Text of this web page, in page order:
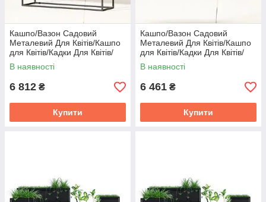
Кашпо/Вазон Садовий
Металевий Для Квітів/Кашпо
для Квітів/Кадки Для Квітів/
В наявності
6 812 ₴
Купити
Кашпо/Вазон Садовий
Металевий Для Квітів/Кашпо
для Квітів/Кадки Для Квітів/
В наявності
6 461 ₴
Купити